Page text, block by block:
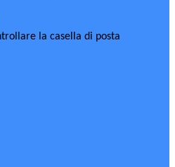
la casella di posta